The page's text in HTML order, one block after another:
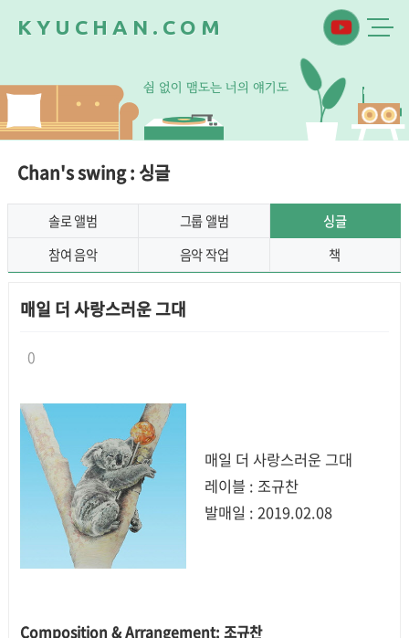
K Y U C H A N . C O M
쉼 없이 맴도는 너의 얘기도
Chan's swing : 싱글
솔로 앨범 그룹 앨범
싱글
참여 음악
음악 작업 책
매일 더 사랑스러운 그대
0
매일 더 사랑스러운 그대
레이블 : 조규찬
발매일 : 2019.02.08
Composition & Arrangement: 조규찬